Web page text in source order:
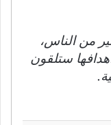
من الناس،
ستلقون